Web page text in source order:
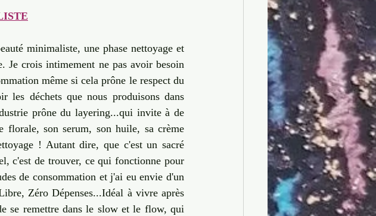
minimaliste, une phase nettoyage et
Je crois intimement ne pas avoir besoin
même si cela prône le respect du
déchets que nous produisons dans
prône du layering...qui invite à de
florale, son serum, son huile, sa crème
! Autant dire, que c'est un sacré
c'est de trouver, ce qui fonctionne pour
de consommation et j'ai eu envie d'un
Zéro Dépenses...Idéal à vivre après
se remettre dans le slow et le flow, qui